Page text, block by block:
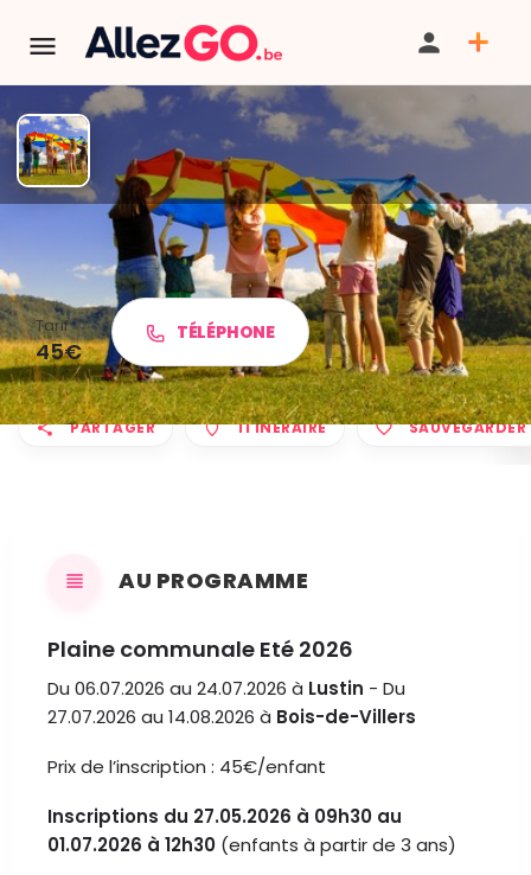
Plaine communale été 2026 à
Lustin et Bois-de-Villers
Tarif
45€
TÉLÉPHONE
PARTAGER ITINÉRAIRE SAUVEGARDER
AU PROGRAMME
Plaine communale Eté 2026
Du 06.07.2026 au 24.07.2026 à Lustin - Du
27.07.2026 au 14.08.2026 à Bois-de-Villers
Prix de l’inscription : 45€/enfant
Inscriptions du 27.05.2026 à 09h30 au
01.07.2026 à 12h30 (enfants à partir de 3 ans)